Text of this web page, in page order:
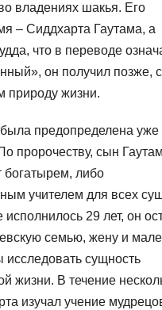
владениях шакья. Его
– Сиддхарта Гаутама, а
что в переводе
он получил позже,
природу жизни.
предопределена уже
пророчеству, сын
богатырем, либо
учителем для всех
исполнилось 29 лет, он
семью, жену и
исследовать сущность
жизни. В течение
изучал учение